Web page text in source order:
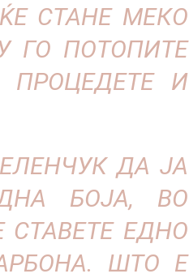
СТАНЕ МЕКО
ГО ПОТОПИТЕ
И
ДА ЈА
БОЈА, ВО
СТАВЕТЕ ЕДНО
ШТО Е